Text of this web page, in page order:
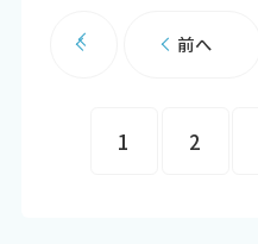
前へ
1 2